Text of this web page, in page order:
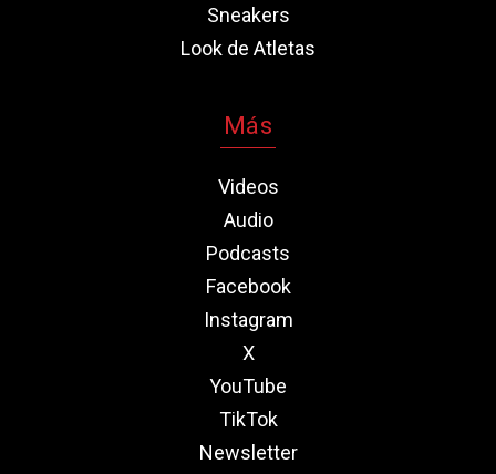
Sneakers
Look de Atletas
Más
Videos
Audio
Podcasts
Facebook
Instagram
X
YouTube
TikTok
Newsletter